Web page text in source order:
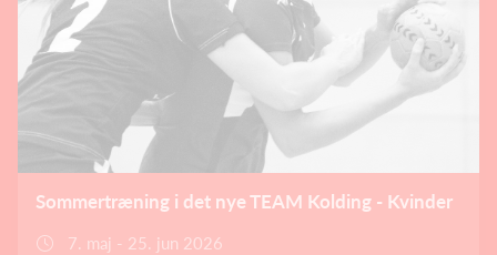
Sommertræning i det nye TEAM Kolding - Kvinder
7. maj - 25. jun 2026